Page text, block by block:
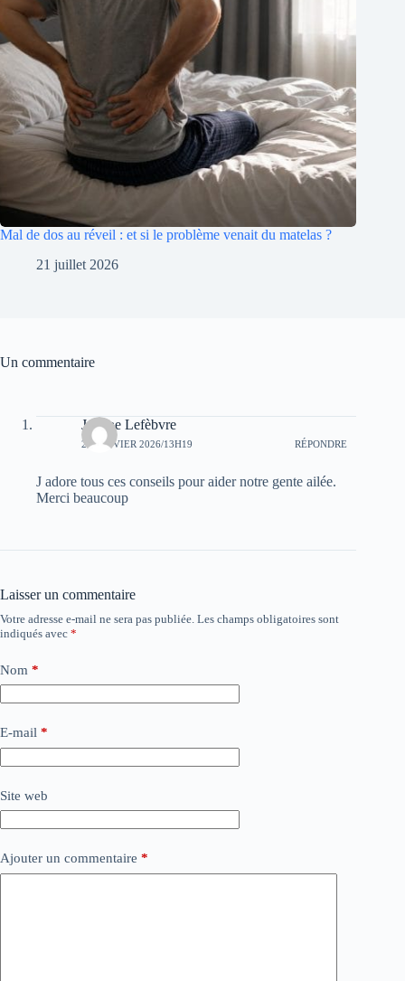
Mal de dos au réveil : et si le problème venait du matelas ?
21 juillet 2026
Un commentaire
Joanne Lefèbvre
26 JANVIER 2026/13H19 RÉPONDRE
J adore tous ces conseils pour aider notre gente ailée.
Merci beaucoup
Laisser un commentaire
Votre adresse e-mail ne sera pas publiée. Les champs obligatoires sont
indiqués avec *
Nom *
E-mail *
Site web
Ajouter un commentaire *